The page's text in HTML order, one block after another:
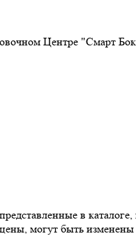
Центре
в
могут быть